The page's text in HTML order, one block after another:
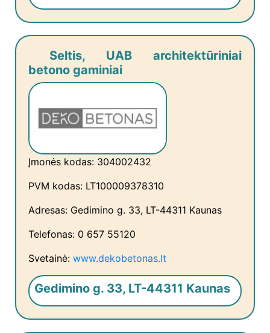
Seltis, UAB architektūriniai
betono gaminiai
Įmonės kodas: 304002432
PVM kodas: LT100009378310
Adresas: Gedimino g. 33, LT-44311 Kaunas
Telefonas: 0 657 55120
Svetainė: www.dekobetonas.lt
Gedimino g. 33, LT-44311 Kaunas